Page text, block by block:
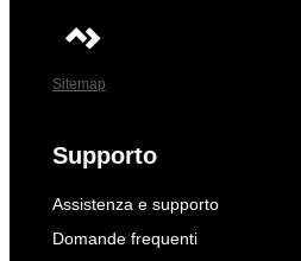
Sitemap
Supporto
Assistenza e supporto
Domande frequenti